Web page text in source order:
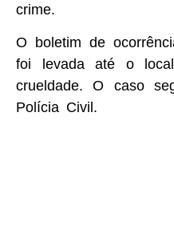
crime.
O boletim de
foi levada até o
crueldade. O caso
Polícia Civil.